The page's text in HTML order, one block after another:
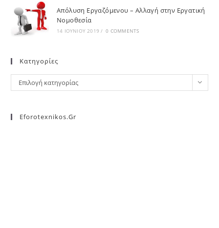
Απόλυση Εργαζόμενου – Αλλαγή στην Εργατική
Νομοθεσία
14 ΙΟΥΝΊΟΥ 2019 / 0 COMMENTS
Kατηγορίες
Επιλογή κατηγορίας
Eforotexnikos.gr